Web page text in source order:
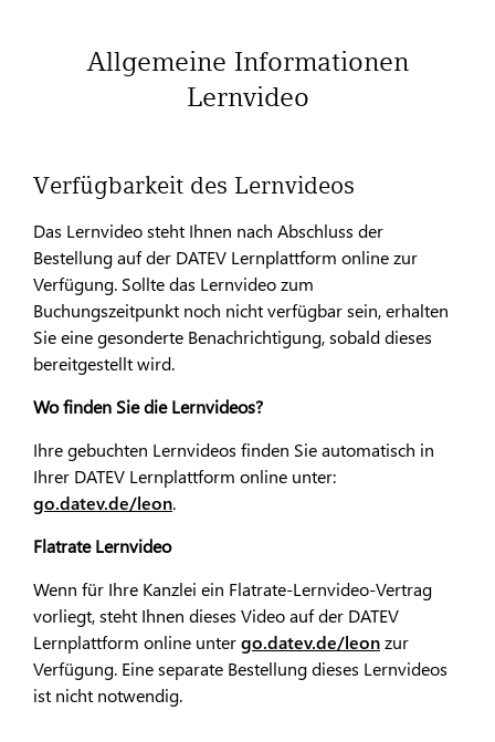
Allgemeine Informationen
Lernvideo
Verfügbarkeit des Lernvideos
Das Lernvideo steht Ihnen nach Abschluss der
Bestellung auf der DATEV Lernplattform online zur
Verfügung. Sollte das Lernvideo zum
Buchungszeitpunkt noch nicht verfügbar sein, erhalten
Sie eine gesonderte Benachrichtigung, sobald dieses
bereitgestellt wird.
Wo finden Sie die Lernvideos?
Ihre gebuchten Lernvideos finden Sie automatisch in
Ihrer DATEV Lernplattform online unter:
go.datev.de/leon.
Flatrate Lernvideo
Wenn für Ihre Kanzlei ein Flatrate-Lernvideo-Vertrag
vorliegt, steht Ihnen dieses Video auf der DATEV
Lernplattform online untergo.datev.de/leonzur
Verfügung. Eine separate Bestellung dieses Lernvideos
ist nicht notwendig.